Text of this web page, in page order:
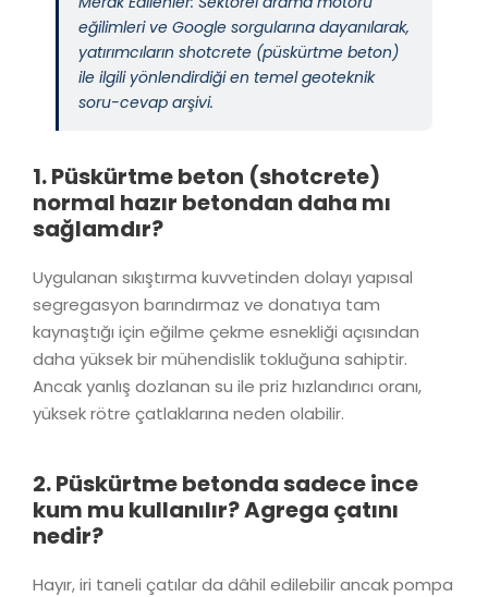
eğilimleri ve Google sorgularına dayanılarak,
yatırımcıların shotcrete (püskürtme beton)
ile ilgili yönlendirdiği en temel geoteknik
soru-cevap arşivi.
1. Püskürtme beton (shotcrete)
normal hazır betondan daha mı
sağlamdır?
Uygulanan sıkıştırma kuvvetinden dolayı yapısal
segregasyon barındırmaz ve donatıya tam
kaynaştığı için eğilme çekme esnekliği açısından
daha yüksek bir mühendislik tokluğuna sahiptir.
Ancak yanlış dozlanan su ile priz hızlandırıcı oranı,
yüksek rötre çatlaklarına neden olabilir.
2. Püskürtme betonda sadece ince
kum mu kullanılır? Agrega çatını
nedir?
Hayır, iri taneli çatılar da dâhil edilebilir ancak pompa